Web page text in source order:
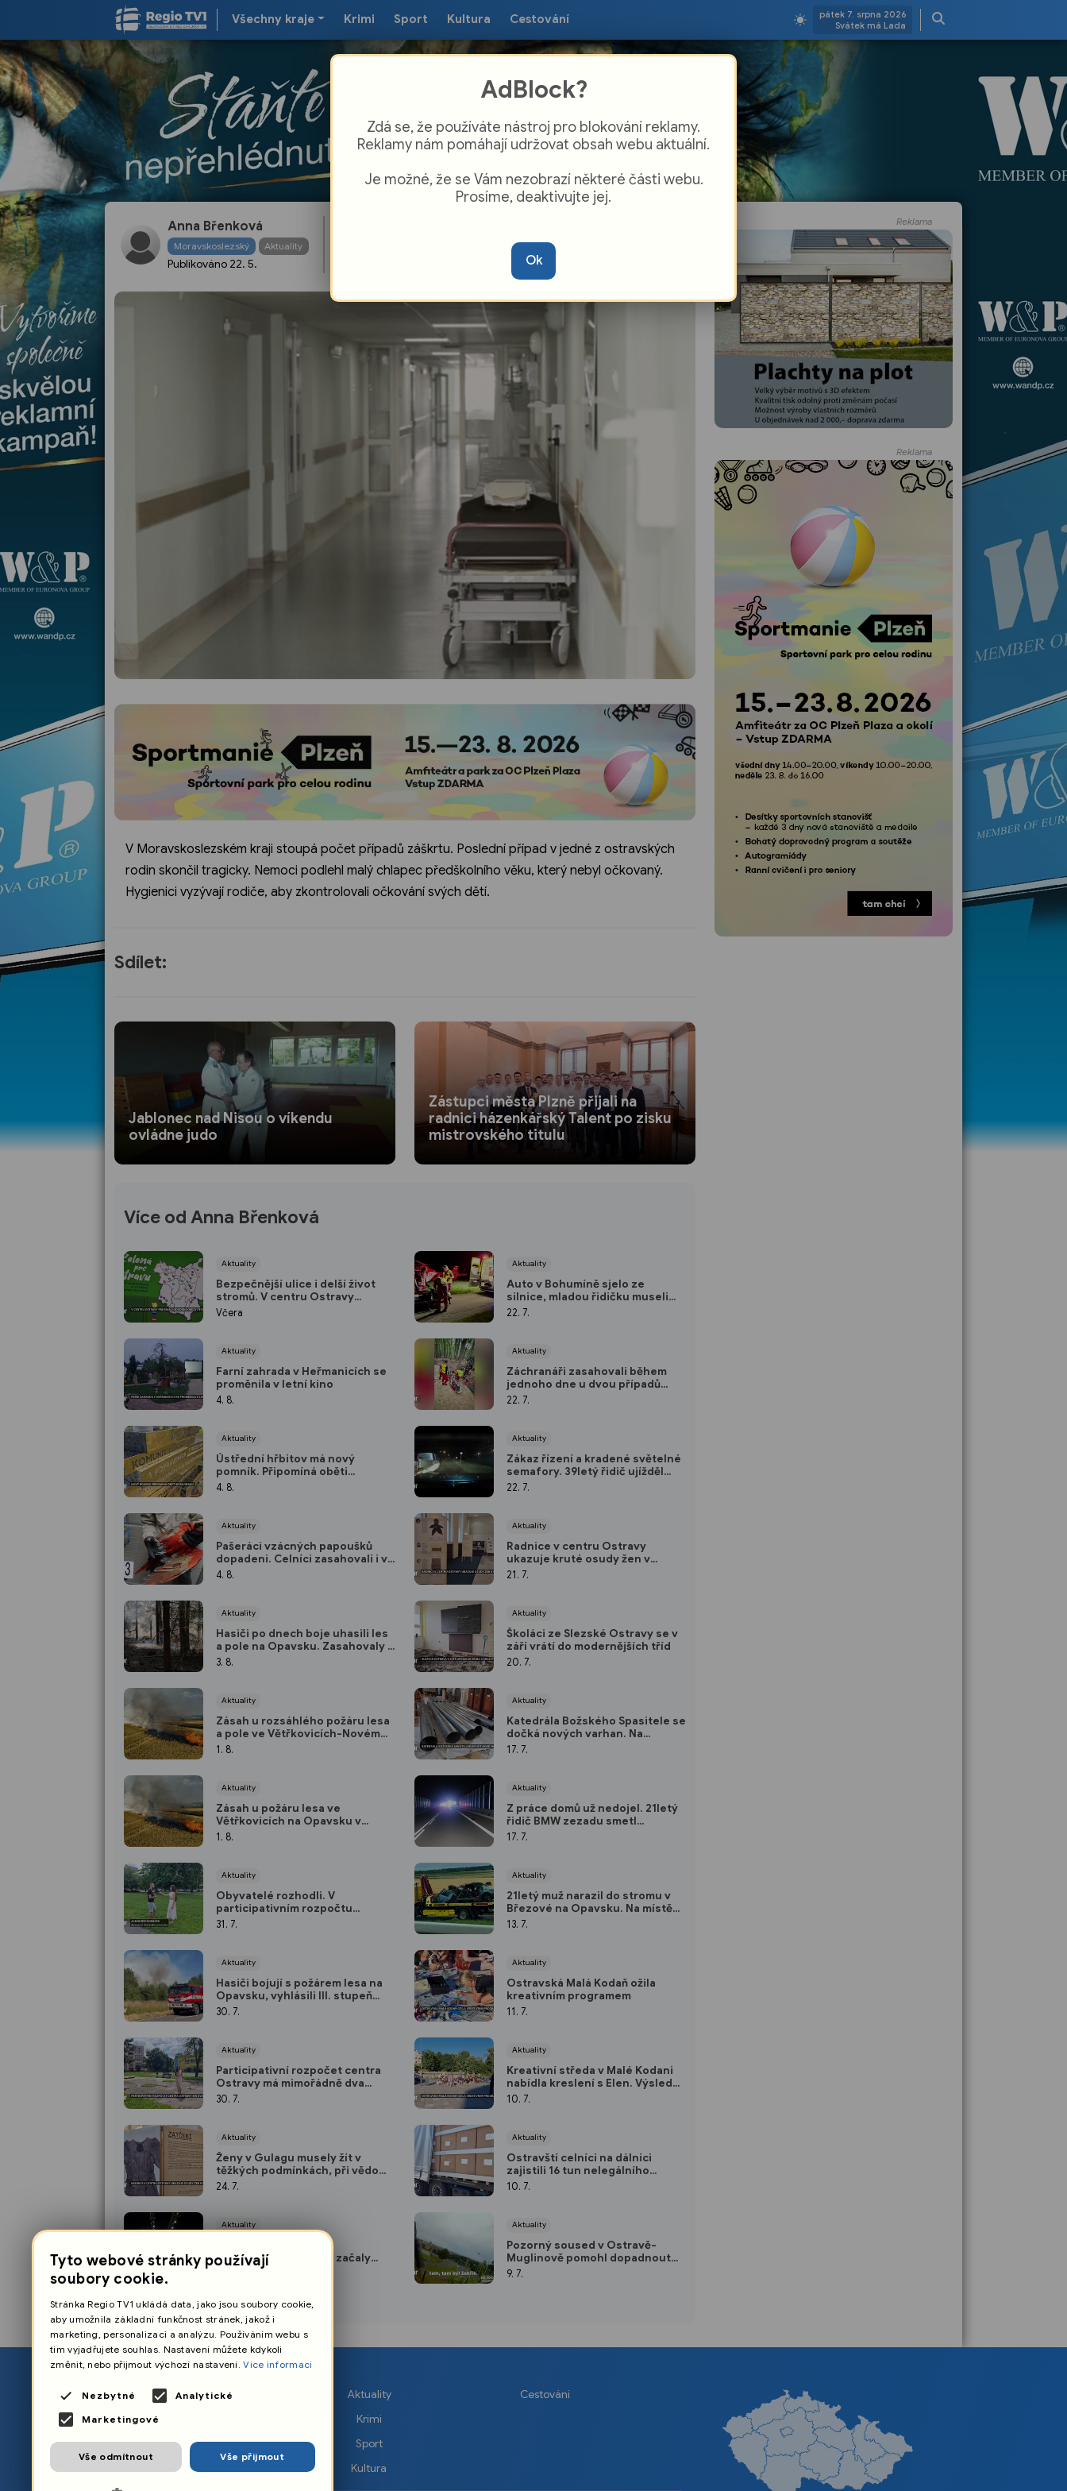
Všechny kraje Krimi Sport Kultura Cestování
pátek 7. srpna 2026
Svátek má Lada
Anna Břenková
Moravskoslezský Aktuality
Publikováno 22. 5.
se v MS kraji dvacet let vůbec
V Moravskoslezském kraji stoupá počet případů záškrtu. Poslední případ v jedné z ostravských
rodin skončil tragicky. Nemoci podlehl malý chlapec předškolního věku, který nebyl očkovaný.
Hygienici vyzývají rodiče, aby zkontrolovali očkování svých dětí.
Sdílet:
Jablonec nad Nisou o víkendu
ovládne judo
Zástupci města Plzně přijali na
radnici házenkářský Talent po zisku
mistrovského titulu
Více od Anna Břenková
Aktuality
Bezpečnější ulice i delší život
stromů. V centru Ostravy
probíhá arboristická péče
Včera
Aktuality
Farní zahrada v Heřmanicích se
proměnila v letní kino
4. 8.
Aktuality
Ústřední hřbitov má nový
pomník. Připomíná oběti
komunistického režimu
4. 8.
Aktuality
Pašeráci vzácných papoušků
dopadeni. Celníci zasahovali i v
Moravskoslezském kraji
4. 8.
Aktuality
Hasiči po dnech boje uhasili les
a pole na Opavsku. Zasahovaly i
vrtulníky a 74 jednotek
3. 8.
Aktuality
Zásah u rozsáhlého požáru lesa
a pole ve Větřkovicích-Novém
Vrbně je ukončen
1. 8.
Aktuality
Zásah u požáru lesa ve
Větřkovicích na Opavsku v
sobotu skončil, během tří dnů se
1. 8.
Aktuality
Obyvatelé rozhodli. V
participativním rozpočtu
vyhrálo nové hřiště mezi ulicemi
31. 7.
Aktuality
Hasiči bojují s požárem lesa na
Opavsku, vyhlásili III. stupeň
poplachu, hasit budou i v
30. 7.
Aktuality
Participativní rozpočet centra
Ostravy má mimořádně dva
vítěze
30. 7.
Aktuality
Ženy v Gulagu musely žít v
těžkých podmínkách, při vědomí
je držely kusy látek. Výstava na
24. 7.
Aktuality
Láska, humor i hradní
atmosféra. V Ostravě začaly
Shakespearovské slavnosti
Aktuality
Auto v Bohumíně sjelo ze
silnice, mladou řidičku museli
vyprostit hasiči
22. 7.
Aktuality
Záchranáři zasahovali během
jednoho dne u dvou případů
zraněných trailových cyklistů
22. 7.
Aktuality
Zákaz řízení a kradené světelné
semafory. 39letý řidič ujížděl
policistům v Ostravě
22. 7.
Aktuality
Radnice v centru Ostravy
ukazuje kruté osudy žen v
sovětských Gulazích
21. 7.
Aktuality
Školáci ze Slezské Ostravy se v
září vrátí do modernějších tříd
20. 7.
Aktuality
Katedrála Božského Spasitele se
dočká nových varhan. Na
královský nástroj čeká 140 let
17. 7.
Aktuality
Z práce domů už nedojel. 21letý
řidič BMW zezadu smetl
motorkáře, ten na místě zemřel
17. 7.
Aktuality
21letý muž narazil do stromu v
Březové na Opavsku. Na místě
zemřel
13. 7.
Aktuality
Ostravská Malá Kodaň ožila
kreativním programem
11. 7.
Aktuality
Kreativní středa v Malé Kodani
nabídla kreslení s Elen. Výsledná
koláž bude vystavena na radnici
10. 7.
Aktuality
Ostravští celníci na dálnici
zajistili 16 tun nelegálního
tabáku
10. 7.
Aktuality
Pozorný soused v Ostravě-
Muglinově pomohl dopadnout
zloděje žebříku
9. 7.
Reklama
Reklama
O nás
Nastavení cookies
Ochrana osobních údajů
Zpracování osobních údajů
Aktuality
Krimi
Sport
Kultura
Cestování
AdBlock?
Zdá se, že používáte nástroj pro blokování reklamy.
Reklamy nám pomáhají udržovat obsah webu aktuální.
Je možné, že se Vám nezobrazí některé části webu.
Prosíme, deaktivujte jej.
Ok
Tyto webové stránky používají
soubory cookie.
Stránka Regio TV1 ukládá data, jako jsou soubory cookie,
aby umožnila základní funkčnost stránek, jakož i
marketing, personalizaci a analýzu. Používáním webu s
tím vyjadřujete souhlas. Nastavení můžete kdykoli
změnit, nebo přijmout výchozí nastavení.Více informací
Nezbytné
Analytické
Marketingové
Vše přijmout
Vše odmítnout